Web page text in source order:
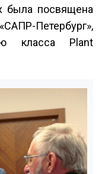
была посвящена
Петербург»,
класса Plant